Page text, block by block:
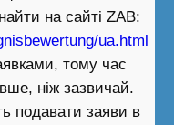
на сайті ZAB:
ua.html
тому час
ніж зазвичай.
подавати заяви в